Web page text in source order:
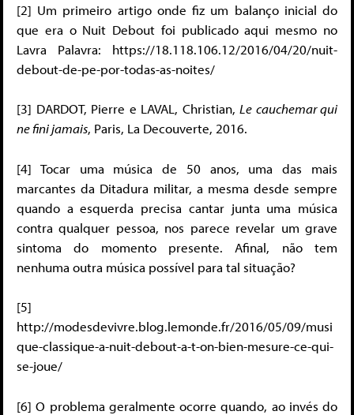
[2] Um primeiro artigo onde fiz um balanço inicial do
que era o Nuit Debout foi publicado aqui mesmo no
Lavra Palavra: https://18.118.106.12/2016/04/20/nuit-
debout-de-pe-por-todas-as-noites/
[3] DARDOT, Pierre e LAVAL, Christian, Le cauchemar qui
ne fini jamais, Paris, La Decouverte, 2016.
[4] Tocar uma música de 50 anos, uma das mais
marcantes da Ditadura militar, a mesma desde sempre
quando a esquerda precisa cantar junta uma música
contra qualquer pessoa, nos parece revelar um grave
sintoma do momento presente. Afinal, não tem
nenhuma outra música possível para tal situação?
[5]
http://modesdevivre.blog.lemonde.fr/2016/05/09/musi
que-classique-a-nuit-debout-a-t-on-bien-mesure-ce-qui-
se-joue/
[6] O problema geralmente ocorre quando, ao invés do